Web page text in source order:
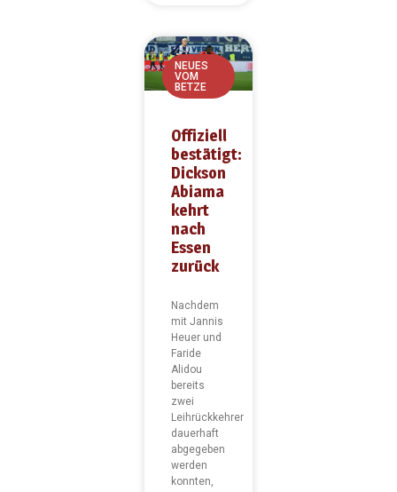
NEUES
VOM
BETZE
Offiziell
bestätigt:
Dickson
Abiama
kehrt
nach
Essen
zurück
Nachdem
mit Jannis
Heuer und
Faride
Alidou
bereits
zwei
Leihrückkehrer
dauerhaft
abgegeben
werden
konnten,